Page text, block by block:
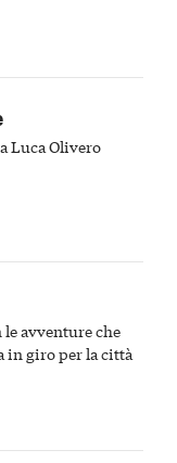
Luca Olivero
avventure che
in giro per la città